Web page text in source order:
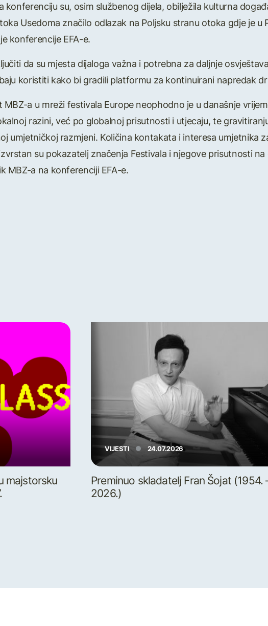
konferenciju su, osim službenog dijela, obilježila kulturna
Usedoma značilo odlazak na Poljsku stranu otoka gdje je
konferencije EFA-e.
da su mjesta dijaloga važna i potrebna za daljnje
koristiti kako bi gradili platformu za kontinuirani napredak
MBZ-a u mreži festivala Europe neophodno je u današnje
razini, već po globalnoj prisutnosti i utjecaju, te
umjetničkoj razmjeni. Količina kontakata i interesa umjetnika
su pokazatelj značenja Festivala i njegove prisutnosti
MBZ-a na konferenciji EFA-e.
majstorsku
VIJESTI 24.07.2026
Preminuo skladatelj Fran Šojat (1954.
2026.)